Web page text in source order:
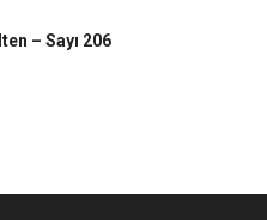
– Sayı 206